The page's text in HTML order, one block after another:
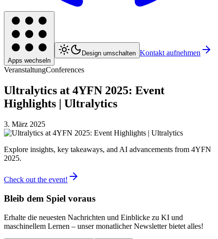
Apps wechseln
Design umschalten Kontakt aufnehmen
VeranstaltungConferences
Ultralytics at 4YFN 2025: Event
Highlights | Ultralytics
3. März 2025
Explore insights, key takeaways, and AI advancements from 4YFN
2025.
Check out the event!
Bleib dem Spiel voraus
Erhalte die neuesten Nachrichten und Einblicke zu KI und
maschinellem Lernen – unser monatlicher Newsletter bietet alles!